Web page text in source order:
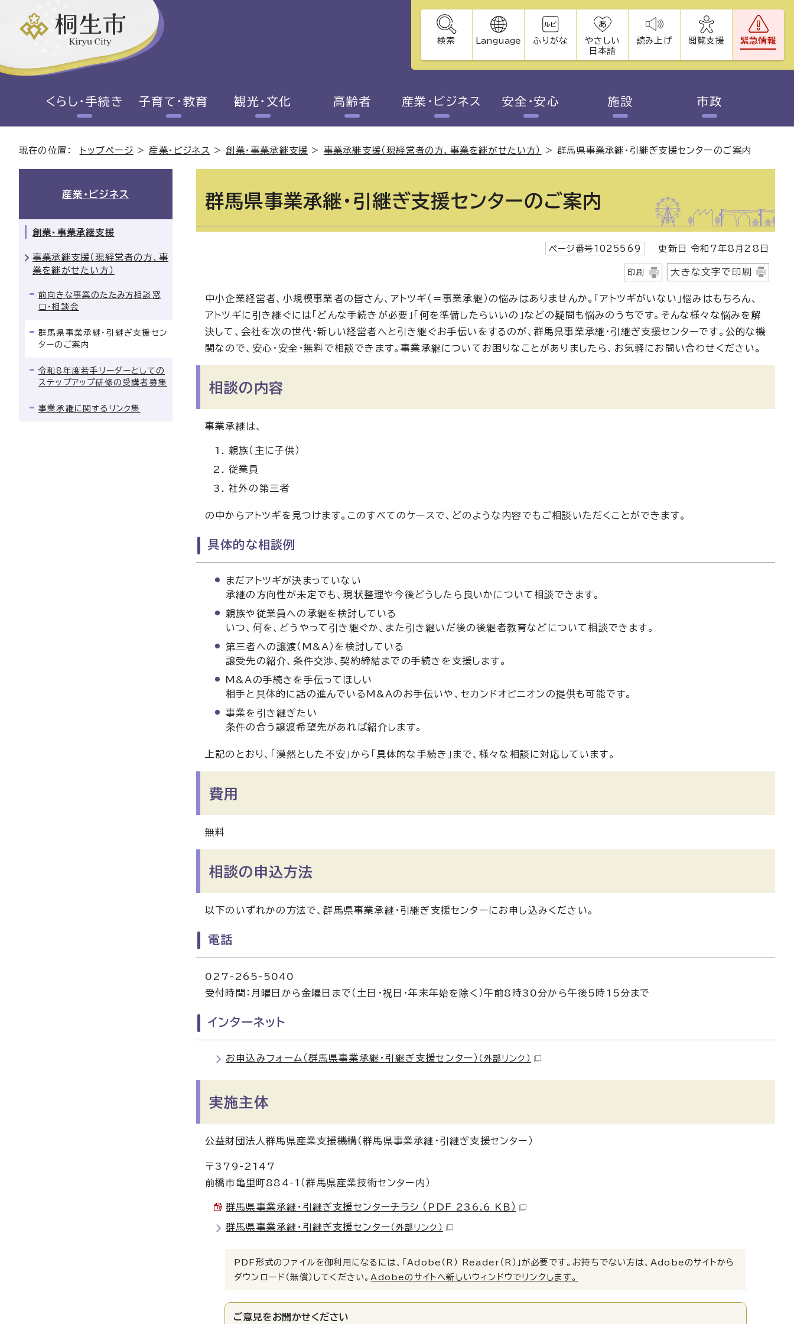
検索 Language ふりがな
やさしい
日本語
読み上げ 閲覧支援 緊急情報
くらし・手続き 子育て・教育 観光・文化 高齢者 産業・ビジネス 安全・安心 施設 市政
現在の位置： トップページ > 産業・ビジネス >創業・事業承継支援 > 事業承継支援（現経営者の方、事業を継がせたい方） >群馬県事業承継・引継ぎ支援センターのご案内
群馬県事業承継・引継ぎ支援センターのご案内
ページ番号1025569 更新日 令和7年8月28日
印刷 大きな文字で印刷
中小企業経営者、小規模事業者の皆さん、アトツギ（＝事業承継）の悩みはありませんか。「アトツギがいない」悩みはもちろん、
アトツギに引き継ぐには「どんな手続きが必要」「何を準備したらいいの」などの疑問も悩みのうちです。そんな様々な悩みを解
決して、会社を次の世代・新しい経営者へと引き継ぐお手伝いをするのが、群馬県事業承継・引継ぎ支援センターです。公的な機
関なので、安心・安全・無料で相談できます。事業承継についてお困りなことがありましたら、お気軽にお問い合わせください。
相談の内容
事業承継は、
親族（主に子供）
従業員
社外の第三者
の中からアトツギを見つけます。このすべてのケースで、どのような内容でもご相談いただくことができます。
具体的な相談例
まだアトツギが決まっていない
承継の方向性が未定でも、現状整理や今後どうしたら良いかについて相談できます。
親族や従業員への承継を検討している
いつ、何を、どうやって引き継ぐか、また引き継いだ後の後継者教育などについて相談できます。
第三者への譲渡（M&A）を検討している
譲受先の紹介、条件交渉、契約締結までの手続きを支援します。
M&Aの手続きを手伝ってほしい
相手と具体的に話の進んでいるM&Aのお手伝いや、セカンドオピニオンの提供も可能です。
事業を引き継ぎたい
条件の合う譲渡希望先があれば紹介します。
上記のとおり、「漠然とした不安」から「具体的な手続き」まで、様々な相談に対応しています。
費用
無料
相談の申込方法
以下のいずれかの方法で、群馬県事業承継・引継ぎ支援センターにお申し込みください。
電話
027-265-5040
受付時間：月曜日から金曜日まで（土日・祝日・年末年始を除く）午前8時30分から午後5時15分まで
インターネット
お申込みフォーム（群馬県事業承継・引継ぎ支援センター） （外部リンク）
実施主体
公益財団法人群馬県産業支援機構（群馬県事業承継・引継ぎ支援センター）
〒379-2147
前橋市亀里町884-1（群馬県産業技術センター内）
群馬県事業承継・引継ぎ支援センターチラシ （PDF 236.6 KB）
群馬県事業承継・引継ぎ支援センター （外部リンク）
PDF形式のファイルを御利用になるには、「Adobe（R） Reader（R）」が必要です。お持ちでない方は、Adobeのサイトから
ダウンロード（無償）してください。 Adobeのサイトへ新しいウィンドウでリンクします。
ご意見をお聞かせください
産業・ビジネス
創業・事業承継支援
事業承継支援（現経営者の方、事
業を継がせたい方）
前向きな事業のたたみ方相談窓
口・相談会
群馬県事業承継・引継ぎ支援セン
ターのご案内
令和8年度若手リーダーとしての
ステップアップ研修の受講者募集
事業承継に関するリンク集